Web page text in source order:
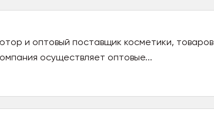
и оптовый поставщик косметики, товаров
осуществляет оптовые...